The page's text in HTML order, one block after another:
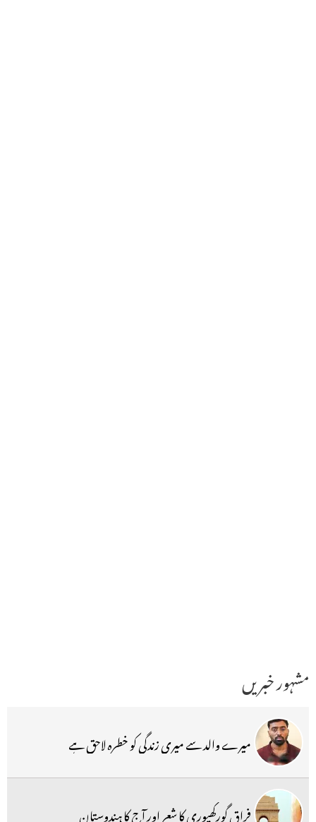
مشہور خبریں
میرے والد سے میری زندگی کو خطرہ لاحق ہے
فراق گورکھپوری کا شعر اور آج کا ہندوستان